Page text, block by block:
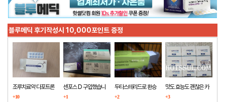
블루메딕 후기작성시 10,000포인트 증정
조루치료약 다포트론
구매했습니다
+10
센포스 D 구입했습니
다
+1
두타스테리드로 환승
+2
맛도 효능도 괜찮은 카
마그라
+3